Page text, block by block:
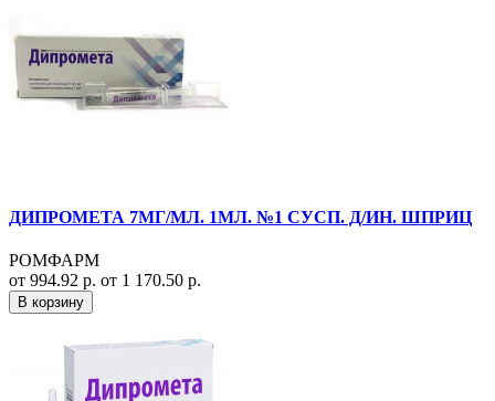
ДИПРОМЕТА 7МГ/МЛ. 1МЛ. №1 СУСП. Д/ИН. ШПРИЦ
РОМФАРМ
от 994.92 р. от 1 170.50 р.
В корзину